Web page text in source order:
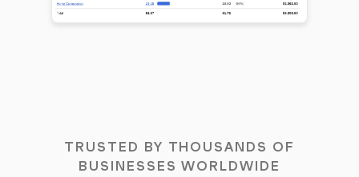
TRUSTED BY THOUSANDS OF
BUSINESSES WORLDWIDE